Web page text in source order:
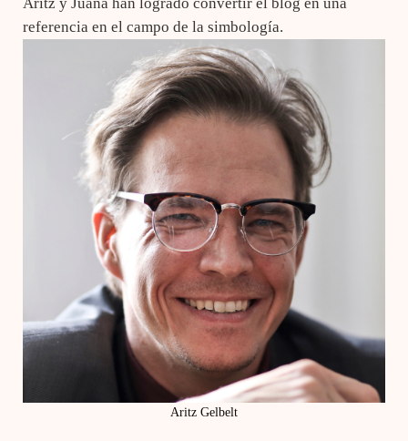
Aritz y Juana han logrado convertir el blog en una
referencia en el campo de la simbología.
Aritz Gelbelt